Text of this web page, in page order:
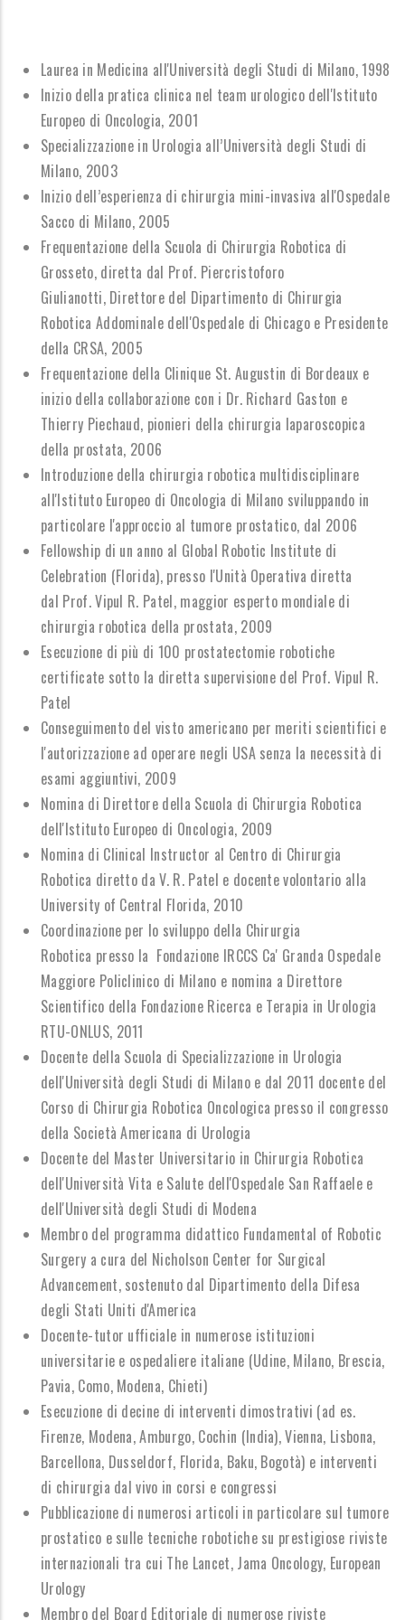
Laurea in Medicina all'Università degli Studi di Milano, 1998
Inizio della pratica clinica nel team urologico dell'Istituto
Europeo di Oncologia, 2001
Specializzazione in Urologia all’Università degli Studi di
Milano, 2003
Inizio dell’esperienza di chirurgia mini-invasiva all'Ospedale
Sacco di Milano, 2005
Frequentazione della Scuola di Chirurgia Robotica di
Grosseto, diretta dal Prof. Piercristoforo
Giulianotti, Direttore del Dipartimento di Chirurgia
Robotica Addominale dell'Ospedale di Chicago e Presidente
della CRSA, 2005
Frequentazione della Clinique St. Augustin di Bordeaux e
inizio della collaborazione con i Dr. Richard Gaston e
Thierry Piechaud, pionieri della chirurgia laparoscopica
della prostata, 2006
Introduzione della chirurgia robotica multidisciplinare
all'Istituto Europeo di Oncologia di Milano sviluppando in
particolare l'approccio al tumore prostatico, dal 2006
Fellowship di un anno al Global Robotic Institute di
Celebration (Florida), presso l'Unità Operativa diretta
dal Prof. Vipul R. Patel, maggior esperto mondiale di
chirurgia robotica della prostata, 2009
Esecuzione di più di 100 prostatectomie robotiche
certificate sotto la diretta supervisione del Prof. Vipul R.
Patel
Conseguimento del visto americano per meriti scientifici e
l'autorizzazione ad operare negli USA senza la necessità di
esami aggiuntivi, 2009
Nomina di Direttore della Scuola di Chirurgia Robotica
dell'Istituto Europeo di Oncologia, 2009
Nomina di Clinical Instructor al Centro di Chirurgia
Robotica diretto da V. R. Patel e docente volontario alla
University of Central Florida, 2010
Coordinazione per lo sviluppo della Chirurgia
Robotica presso la Fondazione IRCCS Ca' Granda Ospedale
Maggiore Policlinico di Milano e nomina a Direttore
Scientifico della Fondazione Ricerca e Terapia in Urologia
RTU-ONLUS, 2011
Docente della Scuola di Specializzazione in Urologia
dell'Università degli Studi di Milano e dal 2011 docente del
Corso di Chirurgia Robotica Oncologica presso il congresso
della Società Americana di Urologia
Docente del Master Universitario in Chirurgia Robotica
dell'Università Vita e Salute dell'Ospedale San Raffaele e
dell'Università degli Studi di Modena
Membro del programma didattico Fundamental of Robotic
Surgery a cura del Nicholson Center for Surgical
Advancement, sostenuto dal Dipartimento della Difesa
degli Stati Uniti d'America
Docente-tutor ufficiale in numerose istituzioni
universitarie e ospedaliere italiane (Udine, Milano, Brescia,
Pavia, Como, Modena, Chieti)
Esecuzione di decine di interventi dimostrativi (ad es.
Firenze, Modena, Amburgo, Cochin (India), Vienna, Lisbona,
Barcellona, Dusseldorf, Florida, Baku, Bogotà) e interventi
di chirurgia dal vivo in corsi e congressi
Pubblicazione di numerosi articoli in particolare sul tumore
prostatico e sulle tecniche robotiche su prestigiose riviste
internazionali tra cui The Lancet, Jama Oncology, European
Urology
Membro del Board Editoriale di numerose riviste